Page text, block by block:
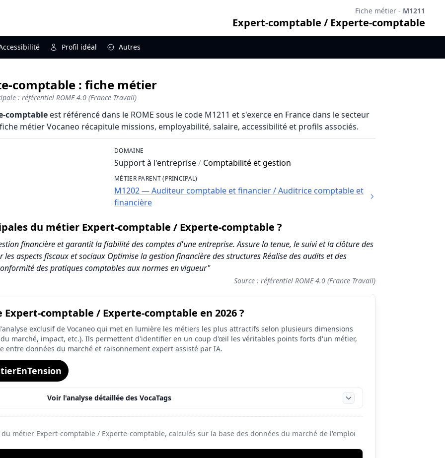
Fiche métier - M1211
Expert-comptable / Experte-comptable
Profil idéal Autres
comptable : fiche métier
: référentiel ROME 4.0 (France Travail)
comptable est référencé dans le ROME sous le code M1211 et s'exerce en France dans le secteur
métier Vocaneo récapitule missions, employabilité, salaire, accessibilité et profils associés.
DOMAINE
Support à l'entreprise/ Comptabilité et gestion
MÉTIER PARENT (PRINCIPAL)
M1202 — Auditeur comptable et financier / Auditrice comptable et
financière
du métier Expert-comptable / Experte-comptable ?
financière et garantit la fiabilité des comptes d'une entreprise. Assure la tenue, le suivi et la clôture des
aspects fiscaux et sociaux Optimise la gestion financière des structures Réalise des audits et des
des pratiques comptables aux normes en vigueur"
Source : référentiel ROME 4.0 (France Travail)
comptable / Experte-comptable en 2026 ?
exclusif de Vocaneo qui met en lumière les métiers les plus attractifs selon plusieurs dimensions
marché, impact, etc.). Ils permettent d'identifier en un coup d'œil les véritables points forts d'un métier,
entre données du marché et raisonnement expert assisté par IA.
Voir l'analyse détaillée des VocaTags
métier Expert-comptable / Experte-comptable, calculés sur la base des données du marché de l'emploi
/ Experte-comptable
(sur 10)